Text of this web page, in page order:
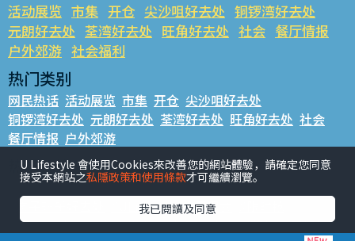
活动展览 市集 开仓 尖沙咀好去处 铜锣湾好去处
元朗好去处 荃湾好去处 旺角好去处 社会 餐厅情报
户外郊游 社会福利
热门类别
网民热话 活动展览 市集 开仓 尖沙咀好去处
铜锣湾好去处 元朗好去处 荃湾好去处 旺角好去处 社会
餐厅情报 户外郊游
热门标签
#UGO揾好去处 #人气活动推介 #美食社群热话
#ULifestyle应用程式
#UJetso礼物放送 #ULifestyle商户中心 #著数 #网络热话
U Lifestyle 會使用Cookies來改善您的網站體驗，請確定您同意
接受本網站之私隱政策和使用條款才可繼續瀏覽。
我已閱讀及同意